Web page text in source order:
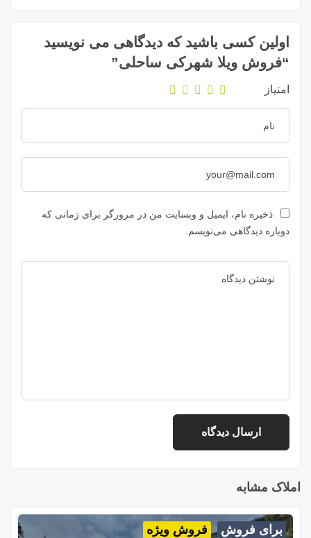
اولین کسی باشید که دیدگاهی می نویسید
“فروش ویلا شهرکی ساحلی”
امتیاز
ذخیره نام، ایمیل و وبسایت من در مرورگر برای زمانی که
دوباره دیدگاهی می‌نویسم.
املاک مشابه
برای فروش فروش ویژه